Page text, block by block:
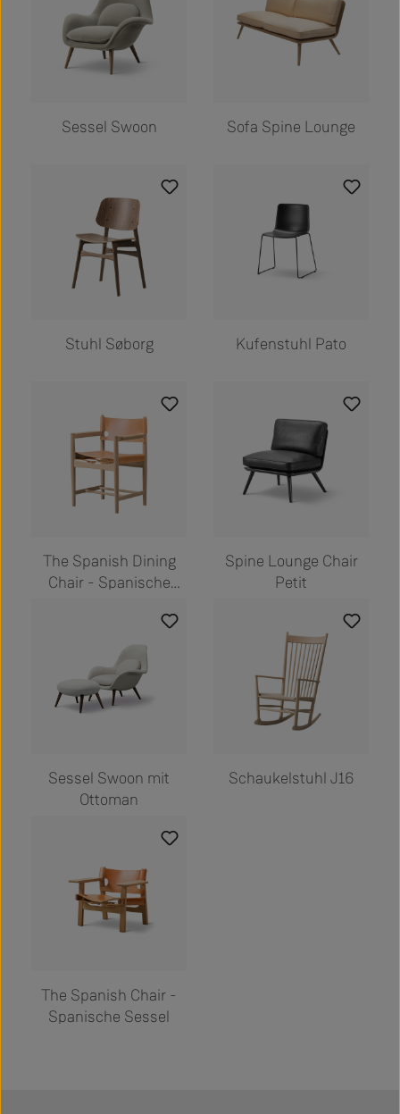
Sessel Swoon Sofa Spine Lounge
Stuhl Søborg Kufenstuhl Pato
The Spanish Dining
Chair - Spanische
Spine Lounge Chair
Petit
Sessel Swoon mit
Ottoman
Schaukelstuhl J16
The Spanish Chair -
Spanische Sessel